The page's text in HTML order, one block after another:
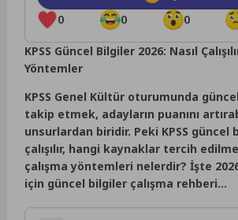
0 0 0
KPSS Güncel Bilgiler 2026: Nasıl
Yöntemler
KPSS Genel Kültür oturumunda
takip etmek, adayların puanını
unsurlardan biridir. Peki KPSS güncel
çalışılır, hangi kaynaklar tercih
çalışma yöntemleri nelerdir? İşte 2026
için güncel bilgiler çalışma rehberi…